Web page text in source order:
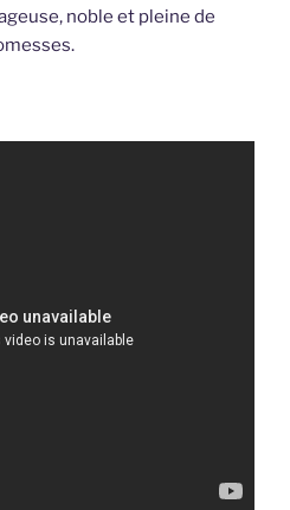
noble et pleine de